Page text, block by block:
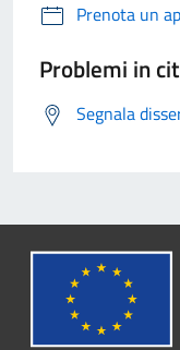
Prenota un
Problemi in
Segnala